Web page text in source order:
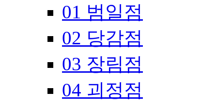
01 범일점
02 당감점
03 장림점
04 괴정점